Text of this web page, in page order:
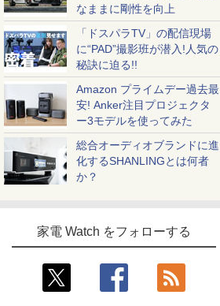
なままに剛性を向上
「ドスパラTV」の配信現場
に“PAD”撮影班が潜入!人気の
秘訣に迫る!!
Amazon プライムデー過去最
安! Anker注目プロジェクタ
ー3モデルを使ってみた
総合オーディオブランドに進
化するSHANLINGとは何者
か？
家電 Watch をフォローする